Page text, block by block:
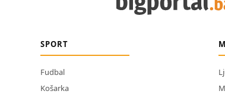
SPORT
Fudbal
Košarka